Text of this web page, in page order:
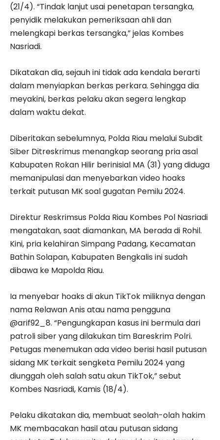
(21/4). “Tindak lanjut usai penetapan tersangka,
penyidik melakukan pemeriksaan ahli dan
melengkapi berkas tersangka,” jelas Kombes
Nasriadi.
Dikatakan dia, sejauh ini tidak ada kendala berarti
dalam menyiapkan berkas perkara. Sehingga dia
meyakini, berkas pelaku akan segera lengkap
dalam waktu dekat.
Diberitakan sebelumnya, Polda Riau melalui Subdit
Siber Ditreskrimus menangkap seorang pria asal
Kabupaten Rokan Hilir berinisial MA (31) yang diduga
memanipulasi dan menyebarkan video hoaks
terkait putusan MK soal gugatan Pemilu 2024.
Direktur Reskrimsus Polda Riau Kombes Pol Nasriadi
mengatakan, saat diamankan, MA berada di Rohil.
Kini, pria kelahiran Simpang Padang, Kecamatan
Bathin Solapan, Kabupaten Bengkalis ini sudah
dibawa ke Mapolda Riau.
Ia menyebar hoaks di akun TikTok miliknya dengan
nama Relawan Anis atau nama pengguna
@arif92_8. “Pengungkapan kasus ini bermula dari
patroli siber yang dilakukan tim Bareskrim Polri.
Petugas menemukan ada video berisi hasil putusan
sidang MK terkait sengketa Pemilu 2024 yang
diunggah oleh salah satu akun TikTok,” sebut
Kombes Nasriadi, Kamis (18/4).
Pelaku dikatakan dia, membuat seolah-olah hakim
MK membacakan hasil atau putusan sidang